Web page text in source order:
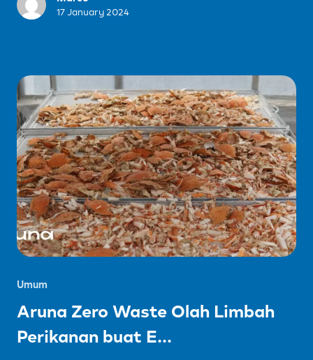
17 January 2024
Umum
Aruna Zero Waste Olah Limbah
Perikanan buat E...